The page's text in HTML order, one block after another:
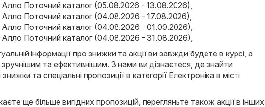
Поточний каталог (05.08.2026 - 13.08.2026),
Поточний каталог (04.08.2026 - 17.08.2026),
Поточний каталог (04.08.2026 - 01.09.2026),
Поточний каталог (04.08.2026 - 31.08.2026),
інформації про знижки та акції ви завжди будете в курсі, а
зручнішим та ефективнішим. З нами ви дізнаєтеся, де знайти
знижки та спеціальні пропозиції в категорії Електроніка в місті
ще більше вигідних пропозицій, перегляньте також акції в інших